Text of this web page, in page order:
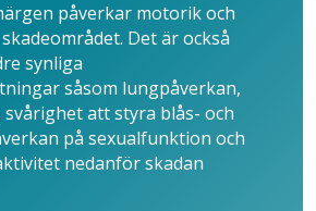
påverkar motorik och
Det är också
synliga
såsom lungpåverkan,
att styra blås- och
på sexualfunktion och
nedanför skadan